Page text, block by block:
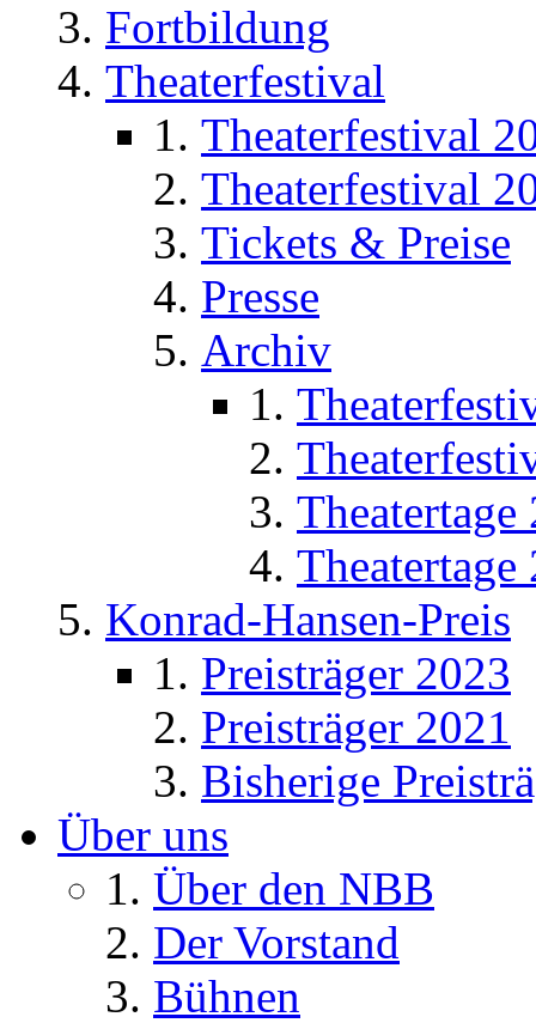
Fortbildung
Theaterfestival
Theaterfestival
Theaterfestival
Tickets & Preise
Presse
Archiv
Theatertage
Theatertage
Konrad-Hansen-Preis
Preisträger 2023
Preisträger 2021
Bisherige
Über uns
Über den NBB
Der Vorstand
Bühnen